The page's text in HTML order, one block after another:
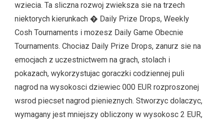
wziecia. Ta sliczna rozwoj zwieksza sie na trzech
niektorych kierunkach � Daily Prize Drops, Weekly
Cosh Tournaments i mozesz Daily Game Obecnie
Tournaments. Chociaz Daily Prize Drops, zanurz sie na
emocjach z uczestnictwem na grach, stolach i
pokazach, wykorzystujac goraczki codziennej puli
nagrod na wysokosci dziewiec 000 EUR rozproszonej
wsrod piecset nagrod pienieznych. Stworzyc dolaczyc,
wymagany jest mniejszy obliczony w wysokosc 2 EUR,